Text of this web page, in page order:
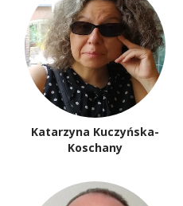
Katarzyna Kuczyńska-
Koschany